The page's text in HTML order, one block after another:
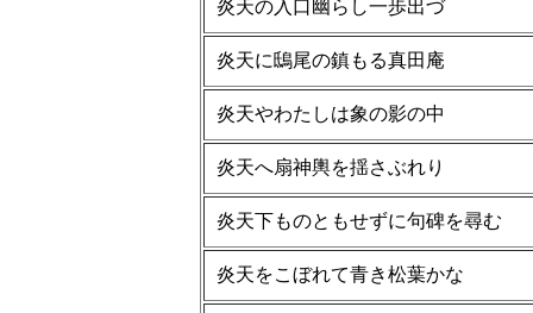
炎天の入口幽らし一歩出づ
炎天に鴟尾の鎮もる真田庵
炎天やわたしは象の影の中
炎天へ扇神輿を揺さぶれり
炎天下ものともせずに句碑を尋む
炎天をこぼれて青き松葉かな